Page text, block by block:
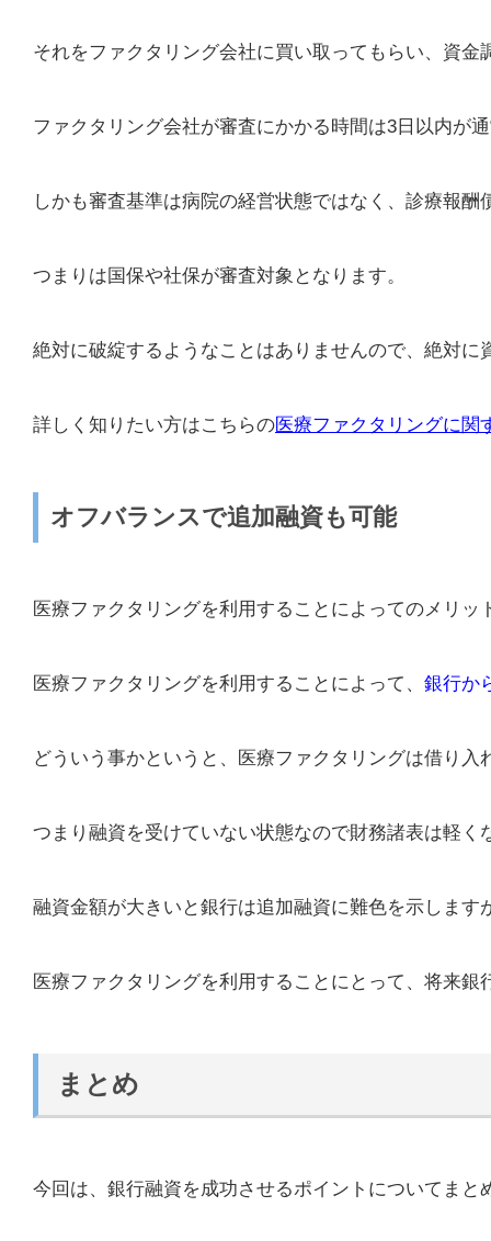
それをファクタリング会社に買い取ってもらい、資金
ファクタリング会社が審査にかかる時間は3日以内が
しかも審査基準は病院の経営状態ではなく、診療報酬
つまりは国保や社保が審査対象となります。
絶対に破綻するようなことはありませんので、絶対に
詳しく知りたい方はこちらの医療ファクタリングに関
オフバランスで追加融資も可能
医療ファクタリングを利用することによってのメリ
医療ファクタリングを利用することによって、 銀行か
どういう事かというと、医療ファクタリングは借り
つまり融資を受けていない状態なので財務諸表は軽く
融資金額が大きいと銀行は追加融資に難色を示しま
医療ファクタリングを利用することにとって、将来
まとめ
今回は、銀行融資を成功させるポイントについてまと